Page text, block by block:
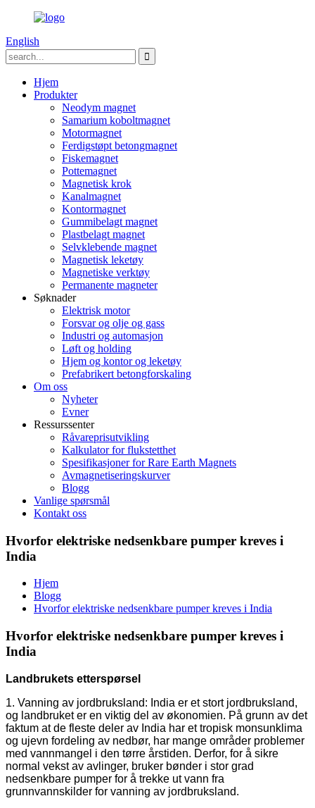
English
Hjem
Produkter
Neodym magnet
Samarium koboltmagnet
Motormagnet
Ferdigstøpt betongmagnet
Fiskemagnet
Pottemagnet
Magnetisk krok
Kanalmagnet
Kontormagnet
Gummibelagt magnet
Plastbelagt magnet
Selvklebende magnet
Magnetisk leketøy
Magnetiske verktøy
Permanente magneter
Søknader
Elektrisk motor
Forsvar og olje og gass
Industri og automasjon
Løft og holding
Hjem og kontor og leketøy
Prefabrikert betongforskaling
Om oss
Nyheter
Evner
Ressurssenter
Råvareprisutvikling
Kalkulator for flukstetthet
Spesifikasjoner for Rare Earth Magnets
Avmagnetiseringskurver
Blogg
Vanlige spørsmål
Kontakt oss
Hvorfor elektriske nedsenkbare pumper kreves i
India
Hjem
Blogg
Hvorfor elektriske nedsenkbare pumper kreves i India
Hvorfor elektriske nedsenkbare pumper kreves i
India
Landbrukets etterspørsel
1. Vanning av jordbruksland: India er et stort jordbruksland,
og landbruket er en viktig del av økonomien. På grunn av det
faktum at de fleste deler av India har et tropisk monsunklima
og ujevn fordeling av nedbør, har mange områder problemer
med vannmangel i den tørre årstiden. Derfor, for å sikre
normal vekst av avlinger, bruker bønder i stor grad
nedsenkbare pumper for å trekke ut vann fra
grunnvannskilder for vanning av jordbruksland.